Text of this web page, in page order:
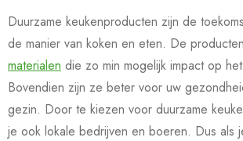
Duurzame keukenproducten zijn de
de manier van koken en eten. De
materialen die zo min mogelijk impact op
Bovendien zijn ze beter voor uw
gezin. Door te kiezen voor duurzame
je ook lokale bedrijven en boeren. Dus als